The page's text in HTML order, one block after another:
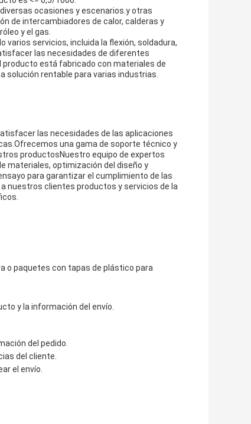
ocasiones y escenarios.y otras
de intercambiadores de calor, calderas y
y el gas.
varios servicios, incluida la flexión, soldadura,
las necesidades de diferentes
está fabricado con materiales de
solución rentable para varias industrias.
las necesidades de las aplicaciones
una gama de soporte técnico y
productosNuestro equipo de expertos
materiales, optimización del diseño y
para garantizar el cumplimiento de las
nuestros clientes productos y servicios de la
o paquetes con tapas de plástico para
y la información del envío.
del pedido.
del cliente.
el envío.